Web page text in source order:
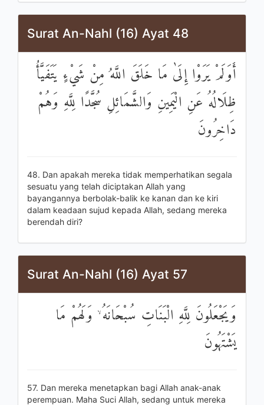
Surat An-Nahl (16) Ayat 48
أَوَلَمْ يَرَوْا إِلَىٰ مَا خَلَقَ اللَّهُ مِنْ شَيْءٍ يَتَفَيَّأُ
ظِلَالُهُ عَنِ الْيَمِينِ وَالشَّمَائِلِ سُجَّدًا لِلَّهِ وَهُمْ
دَاخِرُونَ
48. Dan apakah mereka tidak memperhatikan segala
sesuatu yang telah diciptakan Allah yang
bayangannya berbolak-balik ke kanan dan ke kiri
dalam keadaan sujud kepada Allah, sedang mereka
berendah diri?
Surat An-Nahl (16) Ayat 57
وَيَجْعَلُونَ لِلَّهِ الْبَنَاتِ سُبْحَانَهُ ۙ وَلَهُمْ مَا
يَشْتَهُونَ
57. Dan mereka menetapkan bagi Allah anak-anak
perempuan. Maha Suci Allah, sedang untuk mereka